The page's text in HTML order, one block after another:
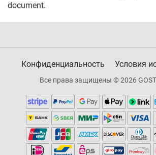
document.
Конфиденциальность Условия
Все права защищены © 2026